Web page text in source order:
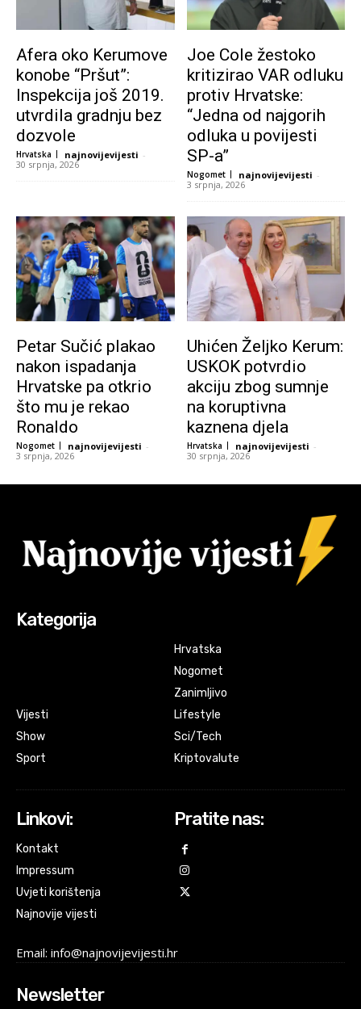
Afera oko Kerumove
konobe “Pršut”:
Inspekcija još 2019.
utvrdila gradnju bez
dozvole
Hrvatska najnovijevijesti -
30 srpnja, 2026
Joe Cole žestoko
kritizirao VAR odluku
protiv Hrvatske:
“Jedna od najgorih
odluka u povijesti
SP-a”
Nogomet najnovijevijesti -
3 srpnja, 2026
Petar Sučić plakao
nakon ispadanja
Hrvatske pa otkrio
što mu je rekao
Ronaldo
Nogomet najnovijevijesti -
3 srpnja, 2026
Uhićen Željko Kerum:
USKOK potvrdio
akciju zbog sumnje
na koruptivna
kaznena djela
Hrvatska najnovijevijesti -
30 srpnja, 2026
Kategorija
Vijesti
Show
Sport
Hrvatska
Nogomet
Zanimljivo
Lifestyle
Sci/Tech
Kriptovalute
Linkovi:
Kontakt
Impressum
Uvjeti korištenja
Najnovije vijesti
Pratite nas:
Email: info@najnovijevijesti.hr
Newsletter